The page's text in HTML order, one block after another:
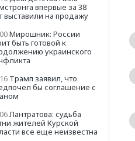
впервые за 38
выставили на продажу
Мирошник: России
быть готовой к
украинского
Трамп заявил, что
бы соглашение с
Лантратова: судьба
жителей Курской
все еще неизвестна